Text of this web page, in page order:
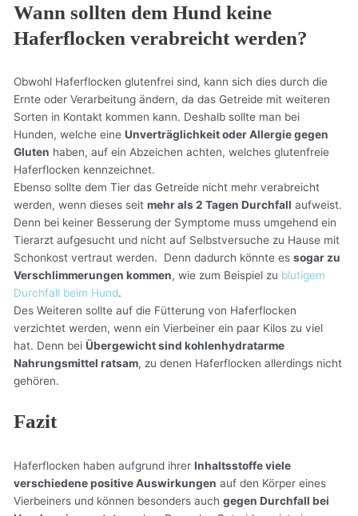
Wann sollten dem Hund keine
Haferflocken verabreicht werden?
Obwohl Haferflocken glutenfrei sind, kann sich dies durch die
Ernte oder Verarbeitung ändern, da das Getreide mit weiteren
Sorten in Kontakt kommen kann. Deshalb sollte man bei
Hunden, welche eineUnverträglichkeit oder Allergie gegen
Gluten haben, auf ein Abzeichen achten, welches glutenfreie
Haferflocken kennzeichnet.
Ebenso sollte dem Tier das Getreide nicht mehr verabreicht
werden, wenn dieses seitmehr als 2 Tagen Durchfall aufweist.
Denn bei keiner Besserung der Symptome muss umgehend ein
Tierarzt aufgesucht und nicht auf Selbstversuche zu Hause mit
Schonkost vertraut werden. Denn dadurch könnte essogar zu
Verschlimmerungen kommen, wie zum Beispiel zu blutigem
Durchfall beim Hund.
Des Weiteren sollte auf die Fütterung von Haferflocken
verzichtet werden, wenn ein Vierbeiner ein paar Kilos zu viel
hat. Denn beiÜbergewicht sind kohlenhydratarme
Nahrungsmittel ratsam, zu denen Haferflocken allerdings nicht
gehören.
Fazit
Haferflocken haben aufgrund ihrerInhaltsstoffe viele
verschiedene positive Auswirkungen auf den Körper eines
Vierbeiners und können besonders auchgegen Durchfall bei